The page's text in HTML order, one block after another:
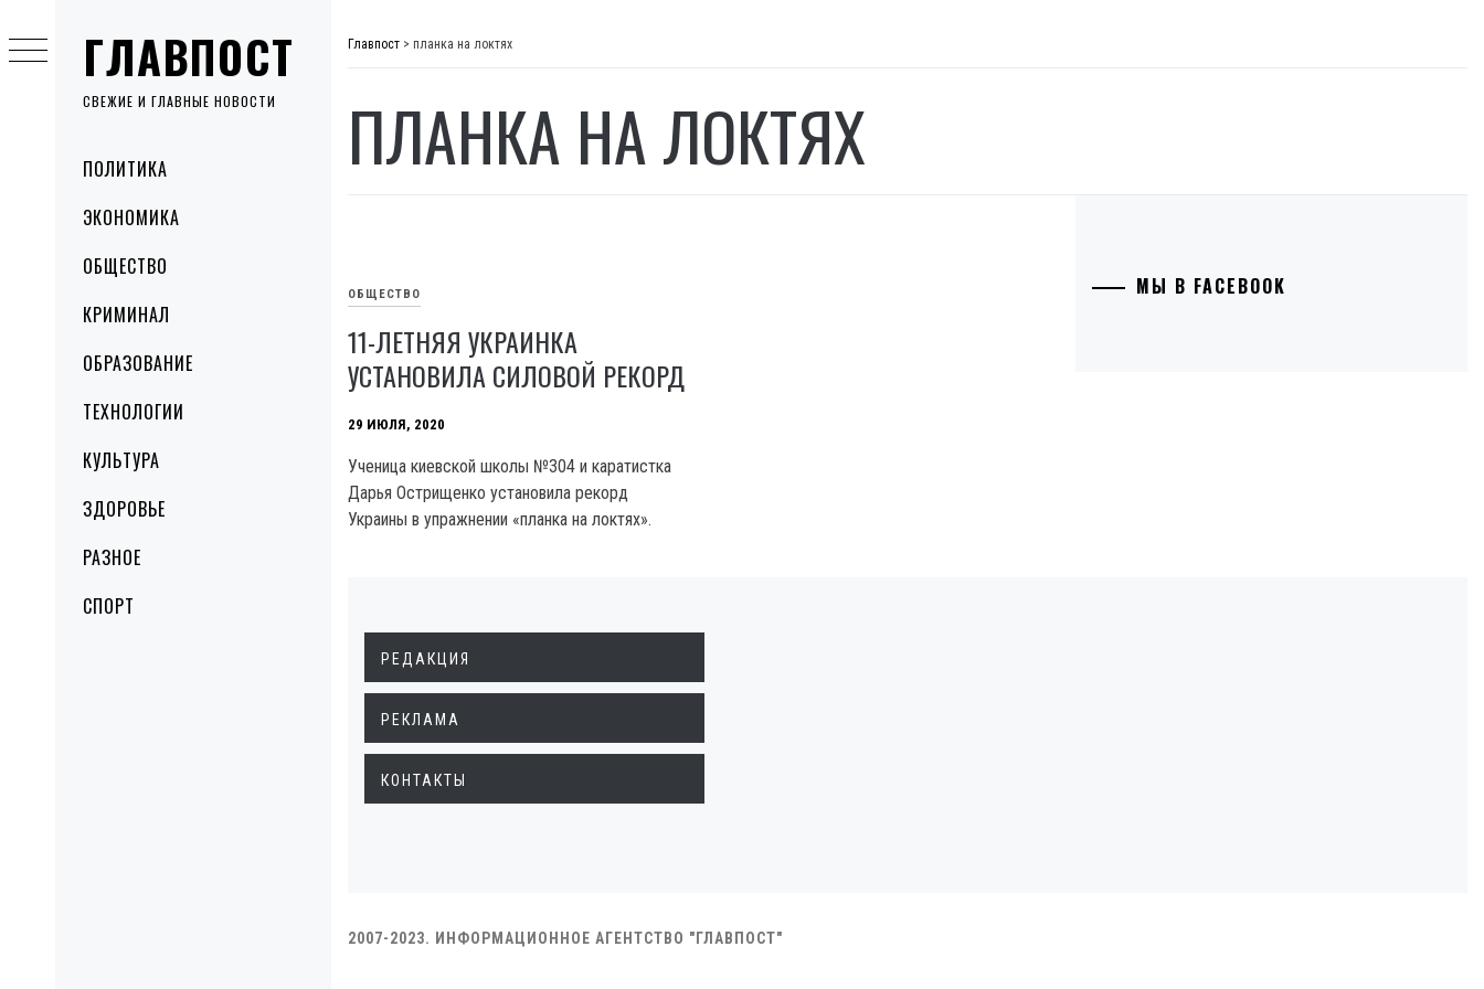
ГЛАВПОСТ
СВЕЖИЕ И ГЛАВНЫЕ НОВОСТИ
MenuПОЛИТИКА
ЭКОНОМИКА
ОБЩЕСТВО
КРИМИНАЛ
ОБРАЗОВАНИЕ
ТЕХНОЛОГИИ
КУЛЬТУРА
ЗДОРОВЬЕ
РАЗНОЕ
СПОРТ
to
content
Главпост > планка на локтях
ПЛАНКА НА ЛОКТЯХ
ОБЩЕСТВО
11-ЛЕТНЯЯ УКРАИНКА
УСТАНОВИЛА СИЛОВОЙ РЕКОРД
29 ИЮЛЯ, 2020
Ученица киевской школы №304 и каратистка
Дарья Острищенко установила рекорд
Украины в упражнении «планка на локтях».
МЫ В FACEBOOK
РЕДАКЦИЯ
РЕКЛАМА
КОНТАКТЫ
2007-2023. ИНФОРМАЦИОННОЕ АГЕНТСТВО "ГЛАВПОСТ"